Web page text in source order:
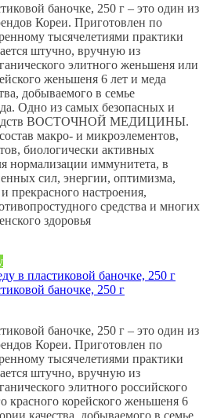
баночке, 250 г – это один из
Кореи. Приготовлен по
тысячелетиями практики
штучно, вручную из
элитного женьшеня или
женьшеня 6 лет и меда
добываемого в семье
Одно из самых безопасных и
ВОСТОЧНОЙ МЕДИЦИНЫ.
макро- и микроэлементов,
биологически активных
нормализации иммунитета, в
сил, энергии, оптимизма,
прекрасного настроения,
средства и многих
здоровья
баночке, 250 г
баночке, 250 г – это один из
Кореи. Приготовлен по
тысячелетиями практики
штучно, вручную из
элитного российского
красного корейского женьшеня 6
качества, добываемого в семье